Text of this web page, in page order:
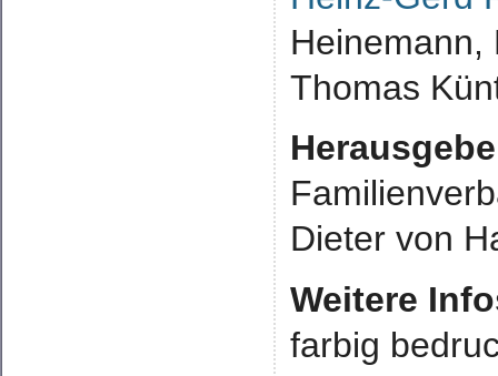
Heinemann,
Thomas
Dieter von
Weitere
farbig